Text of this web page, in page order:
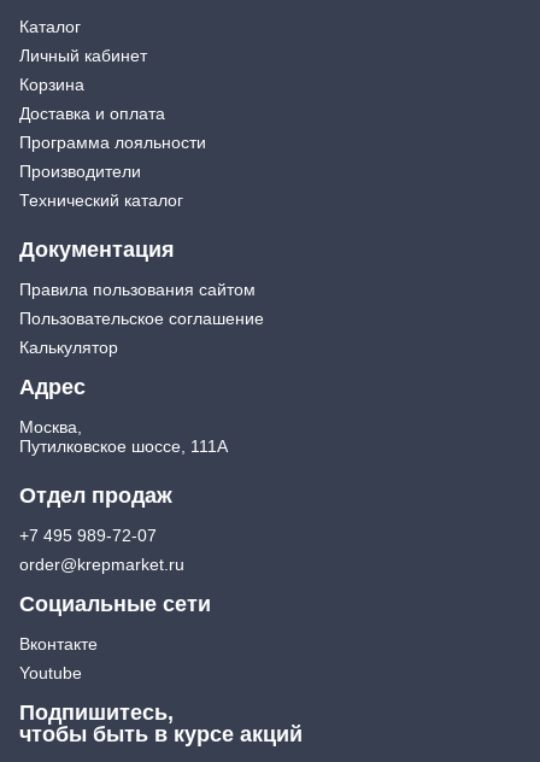
Каталог
Личный кабинет
Корзина
Доставка и оплата
Программа лояльности
Производители
Технический каталог
Документация
Правила пользования сайтом
Пользовательское соглашение
Калькулятор
Адрес
Москва,
Путилковское шоссе, 111А
Отдел продаж
+7 495 989-72-07
order@krepmarket.ru
Социальные сети
Вконтакте
Youtube
Подпишитесь,
чтобы быть в курсе акций